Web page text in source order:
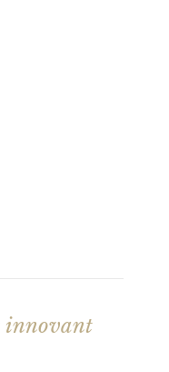
innovant